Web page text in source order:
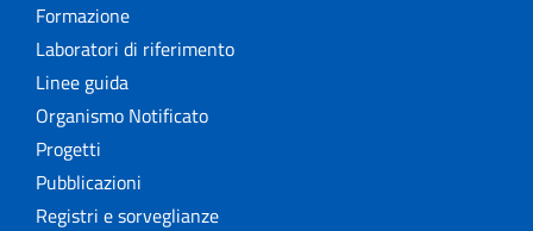
Formazione
Laboratori di riferimento
Linee guida
Organismo Notificato
Progetti
Pubblicazioni
Registri e sorveglianze